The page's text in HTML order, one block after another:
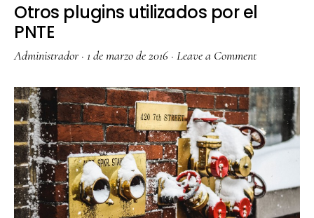
Otros plugins utilizados por el
PNTE
Administrador · 1 de marzo de 2016 · Leave a Comment